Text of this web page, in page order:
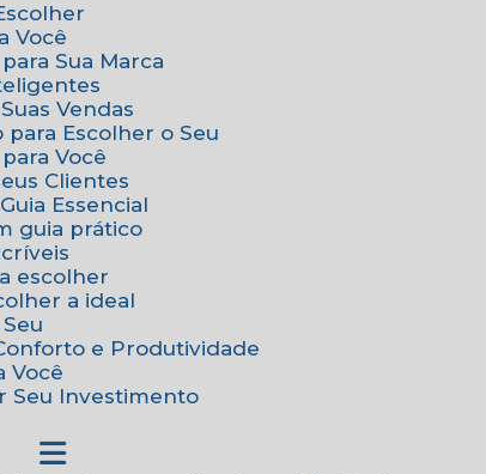
Você
Sua Marca
Vendas
para Escolher o Seu
Você
Clientes
Essencial
guia prático
escolher
a ideal
e Produtividade
Você
Seu Investimento